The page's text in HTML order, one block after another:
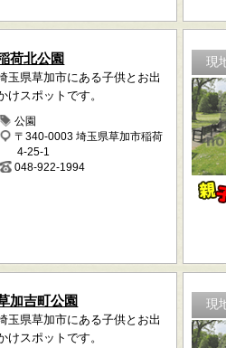
荷北公園
玉県草加市にある子供とお出
けスポットです。
公園
〒340-0003 埼玉県草加市稲荷
4-25-1
048-922-1994
現
加吉町公園
玉県草加市にある子供とお出
けスポットです。
現